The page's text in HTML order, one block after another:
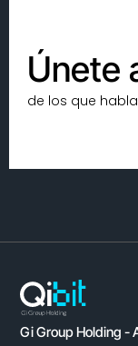
Únete
de los que
Gi Group Holding -